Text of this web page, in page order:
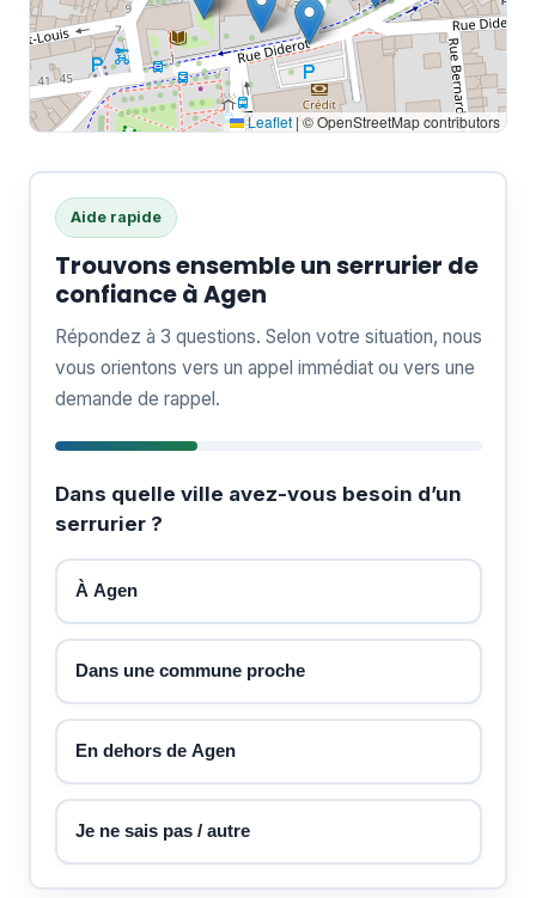
Leaflet |© OpenStreetMap contributors
Aide rapide
Trouvons ensemble un serrurier de
confiance à Agen
Répondez à 3 questions. Selon votre situation, nous
vous orientons vers un appel immédiat ou vers une
demande de rappel.
Dans quelle ville avez-vous besoin d’un
serrurier ?
À Agen
Dans une commune proche
En dehors de Agen
Je ne sais pas / autre